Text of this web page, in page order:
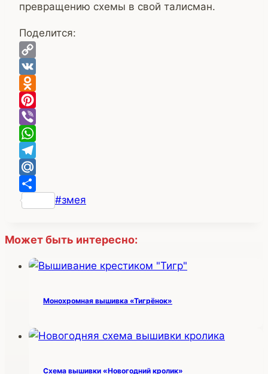
превращению схемы в свой талисман.
Поделится:
Copy
Link
VK
Odnoklassniki
Pinterest
Viber
WhatsApp
Telegram
Mail.Ru
Отправить
Метки
#змея
Может быть интересно:
Монохромная вышивка «Тигрёнок»
Схема вышивки «Новогодний кролик»